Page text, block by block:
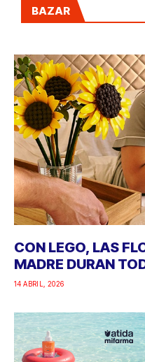
BAZAR
CON LEGO, LAS
MADRE DURAN
14 ABRIL, 2026